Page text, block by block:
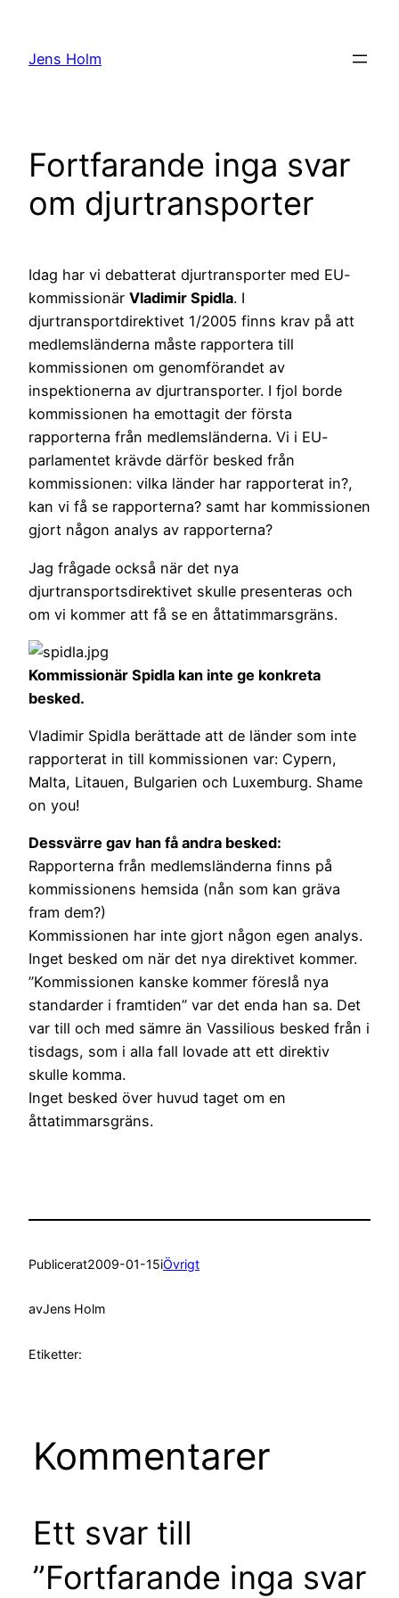
innehåll
Jens Holm
Fortfarande inga svar
om djurtransporter
Idag har vi debatterat djurtransporter med EU-
kommissionär Vladimir Spidla. I
djurtransportdirektivet 1/2005 finns krav på att
medlemsländerna måste rapportera till
kommissionen om genomförandet av
inspektionerna av djurtransporter. I fjol borde
kommissionen ha emottagit der första
rapporterna från medlemsländerna. Vi i EU-
parlamentet krävde därför besked från
kommissionen: vilka länder har rapporterat in?,
kan vi få se rapporterna? samt har kommissionen
gjort någon analys av rapporterna?
Jag frågade också när det nya
djurtransportsdirektivet skulle presenteras och
om vi kommer att få se en åttatimmarsgräns.
Kommissionär Spidla kan inte ge konkreta
besked.
Vladimir Spidla berättade att de länder som inte
rapporterat in till kommissionen var: Cypern,
Malta, Litauen, Bulgarien och Luxemburg. Shame
on you!
Dessvärre gav han få andra besked:
Rapporterna från medlemsländerna finns på
kommissionens hemsida (nån som kan gräva
fram dem?)
Kommissionen har inte gjort någon egen analys.
Inget besked om när det nya direktivet kommer.
”Kommissionen kanske kommer föreslå nya
standarder i framtiden” var det enda han sa. Det
var till och med sämre än Vassilious besked från i
tisdags, som i alla fall lovade att ett direktiv
skulle komma.
Inget besked över huvud taget om en
åttatimmarsgräns.
Publicerat2009-01-15iÖvrigt
avJens Holm
Etiketter:
Kommentarer
Ett svar till
”Fortfarande inga svar